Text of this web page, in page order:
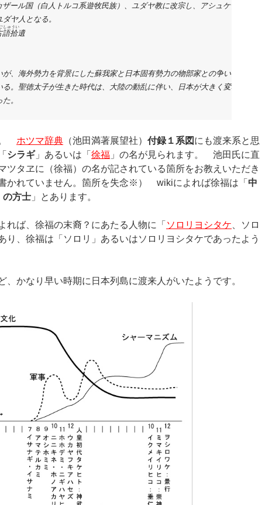
国（白人トルコ系遊牧民族）、ユダヤ教に改宗し、アシュケナージ・
なる。
語拾遺
しゅうい
、海外勢力を背景にした蘇我家と日本固有勢力の物部家との争いであること
聖徳太子が生きた時代は、大陸の動乱に伴い、日本が大きく変革せざるを
。
。 ホツマ辞典 （池田満著展望社） 付録１系図 にも渡来系と思
シラギ」あるいは「 徐福 」の名が見られます。 池田氏に直
ツタヱに（徐福）の名が記されている箇所をお教えいただき
かれていません。箇所を失念※） wikiによれば徐福は「 中
の方士 」とあります。
ば、徐福の末裔？にあたる人物に「 ソロリヨシタケ 、ソロ
り、徐福は「ソロリ」あるいはソロリヨシタケであったよう
、かなり早い時期に日本列島に渡来人がいたようです。